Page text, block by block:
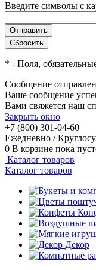
Введите символы с
* - Поля,
Сообщение
Ваше сообщение
Вами свяжется наш
Закрыть окно
+7 (800) 301-04-60
Ежедневно /
0 В корзине пока
Каталог товаров
Каталог товаров
Декор